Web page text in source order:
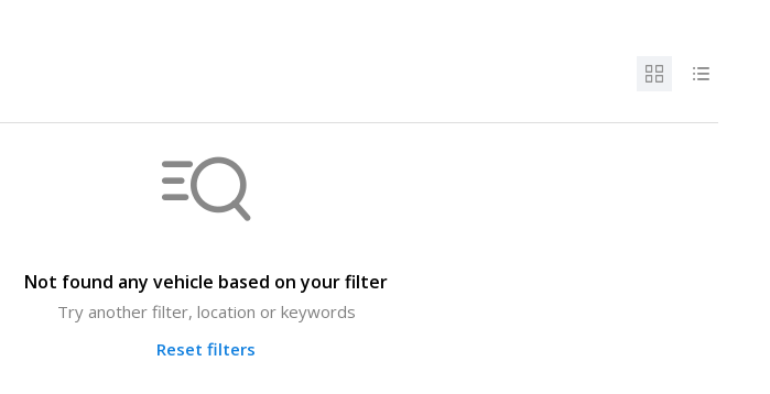
Not found any vehicle based on your filter
Try another filter, location or keywords
Reset filters